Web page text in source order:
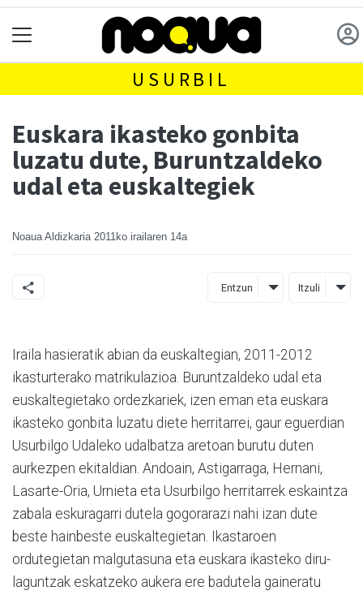
USURBIL
Euskara ikasteko gonbita
luzatu dute, Buruntzaldeko
udal eta euskaltegiek
Noaua Aldizkaria 2011ko irailaren 14a
Entzun Itzuli
Iraila hasieratik abian da euskaltegian, 2011-2012
ikasturterako matrikulazioa. Buruntzaldeko udal eta
euskaltegietako ordezkariek, izen eman eta euskara
ikasteko gonbita luzatu diete herritarrei, gaur eguerdian
Usurbilgo Udaleko udalbatza aretoan burutu duten
aurkezpen ekitaldian. Andoain, Astigarraga, Hernani,
Lasarte-Oria, Urnieta eta Usurbilgo herritarrek eskaintza
zabala eskuragarri dutela gogorarazi nahi izan dute
beste hainbeste euskaltegietan. Ikastaroen
ordutegietan malgutasuna eta euskara ikasteko diru-
laguntzak eskatzeko aukera ere badutela gaineratu